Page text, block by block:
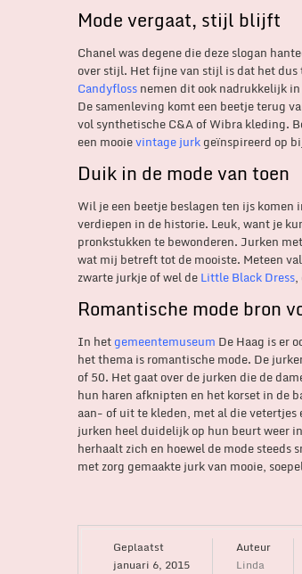
Mode vergaat, stijl blijft
Chanel was degene die deze slogan
over stijl. Het fijne van stijl is dat het
Candyflossnemen dit ook nadrukkelijk
De samenleving komt een beetje terug
vol synthetische C&A of Wibra kleding.
een mooievintage jurkgeïnspireerd op
Duik in de mode van toen
Wil je een beetje beslagen ten ijs
verdiepen in de historie. Leuk, want je
pronkstukken te bewonderen. Jurken
wat mij betreft tot de mooiste. Meteen
zwarte jurkje of wel deLittle Black Dress,
Romantische mode bron
In hetgemeentemuseum De Haag is er
het thema is romantische mode. De
of 50. Het gaat over de jurken die de
hun haren afknipten en het korset in de
aan- of uit te kleden, met al die
jurken heel duidelijk op hun beurt weer
herhaalt zich en hoewel de mode
met zorg gemaakte jurk van mooie,
Geplaatst
januari 6, 2015
Auteur
Linda